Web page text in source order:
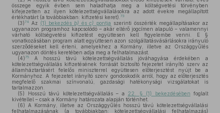
összege egyik évben sem haladhatja meg a költségvetési törvényben
kifejezetten az ilyen kötelezettségvállalásokra az adott évekre megállapított
értékhatárt (a továbbiakban: kifizetési keret). 73
(3)74 Az (1) bekezdés b) ésc) pontja szerinti összérték megállapításakor az
ugyanazon programhoz kapcsolódó – akár eltérő jogcímen alapuló – valamennyi
várható költségvetési kifizetést együttesen kell figyelembe venni. E §
vonatkozásában program alatt együttesen azon szolgáltatásvásárlásokra irányuló
szerződéseket kell érteni, amelyekhez a Kormány, illetve az Országgyűlés
ugyanazon döntés keretében adja meg a felhatalmazást.
(4)75
A hosszú távú kötelezettségvállalás jóváhagyása érdekében a
kötelezettségvállalás kifizetésének forrását biztosító fejezetet irányító szerv az
államháztartásért felelős miniszterrel együttesen előterjesztést nyújt be a
Kormányhoz. A fejezetet irányító szerv gondoskodik arról, hogy az előterjesztés
megfelelő szakmai színvonalú, gazdasági hatékonysági vizsgálatokat is
tartalmazzon.
(5) Hosszú távú kötelezettségvállalás – a 22. § (1) bekezdésében foglalt
kivétellel – csak a Kormány határozata alapján történhet.
(6) A Kormány, illetve az Országgyűlés hosszú távú kötelezettségvállalási
felhatalmazásának (a továbbiakban: kötelezettségvállalási felhatalmazás)